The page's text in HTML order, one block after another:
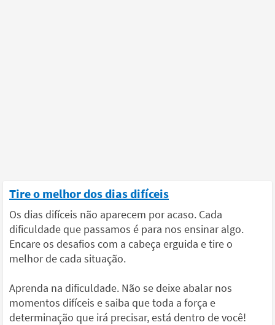
Tire o melhor dos dias difíceis
Os dias difíceis não aparecem por acaso. Cada
dificuldade que passamos é para nos ensinar algo.
Encare os desafios com a cabeça erguida e tire o
melhor de cada situação.
Aprenda na dificuldade. Não se deixe abalar nos
momentos difíceis e saiba que toda a força e
determinação que irá precisar, está dentro de você!